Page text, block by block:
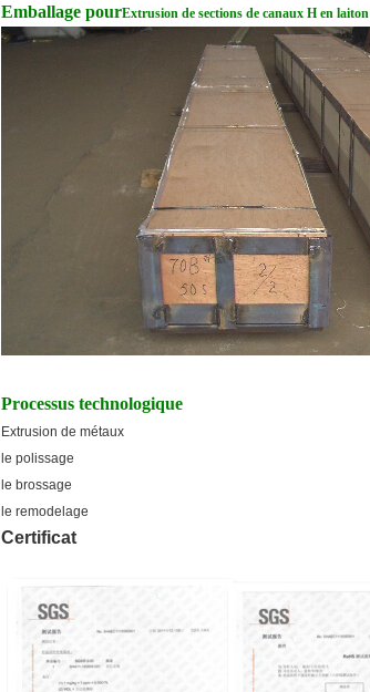
Emballage pourExtrusion de sections de canaux H en laiton
Processus technologique
Extrusion de métaux
le polissage
le brossage
le remodelage
Certificat